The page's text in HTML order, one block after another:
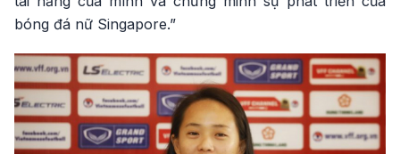
bóng đá nữ Singapore.”